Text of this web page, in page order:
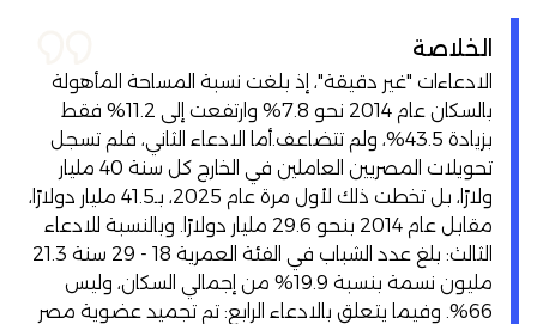
الخلاصة
الادعاءات "غير دقيقة"، إذ بلغت نسبة المساحة المأهولة
بالسكان عام 2014 نحو 7.8% وارتفعت إلى 11.2% فقط
بزيادة 43.5%، ولم تتضاعف.أما الادعاء الثاني، فلم تسجل
تحويلات المصريين العاملين في الخارج كل سنة 40 مليار
ولارًا، بل تخطت ذلك لأول مرة عام 2025، بـ41.5 مليار دولارًا،
مقابل عام 2014 بنحو 29.6 مليار دولارًا. وبالنسبة للادعاء
الثالث: بلغ عدد الشباب في الفئة العمرية 18 - 29 سنة 21.3
مليون نسمة بنسبة 19.9% من إجمالي السكان، وليس
66%. وفيما يتعلق بالادعاء الرابع: تم تجميد عضوية مصر